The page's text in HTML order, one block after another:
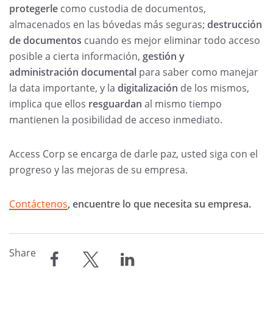
Share
protegerle como custodia de documentos,
almacenados en las bóvedas más seguras; destrucción
de documentos cuando es mejor eliminar todo acceso
posible a cierta información, gestión y
administración documental para saber como manejar
la data importante, y la digitalización de los mismos,
implica que ellos resguardan al mismo tiempo
mantienen la posibilidad de acceso inmediato.
Access Corp se encarga de darle paz, usted siga con el
progreso y las mejoras de su empresa.
Contáctenos, encuentre lo que necesita su empresa.